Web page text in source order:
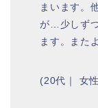
まいます。
が…少しず
ます。また
(20代｜ 女性